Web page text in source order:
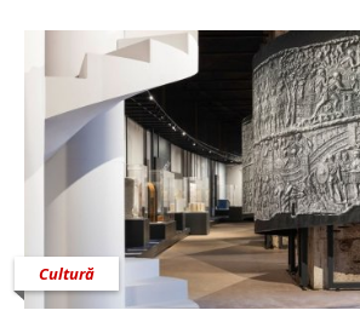
Cultură